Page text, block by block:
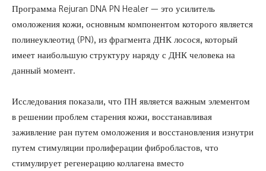
Программа Rejuran DNA PN Healer — это усилитель
омоложения кожи, основным компонентом которого является
полинеуклеотид (PN), из фрагмента ДНК лосося, который
имеет наибольшую структуру наряду с ДНК человека на
данный момент.
Исследования показали, что ПН является важным элементом
в решении проблем старения кожи, восстанавливая
заживление ран путем омоложения и восстановления изнутри
путем стимуляции пролиферации фибробластов, что
стимулирует регенерацию коллагена вместо